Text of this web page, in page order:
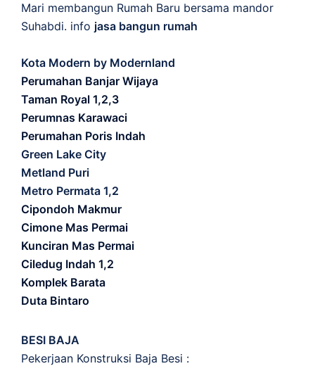
Mari membangun Rumah Baru bersama mandor
Suhabdi. info jasa bangun rumah
Kota Modern by Modernland
Perumahan Banjar Wijaya
Taman Royal 1,2,3
Perumnas Karawaci
Perumahan Poris Indah
Green Lake City
Metland Puri
Metro Permata 1,2
Cipondoh Makmur
Cimone Mas Permai
Kunciran Mas Permai
Ciledug Indah 1,2
Komplek Barata
Duta Bintaro
BESI BAJA
Pekerjaan Konstruksi Baja Besi :